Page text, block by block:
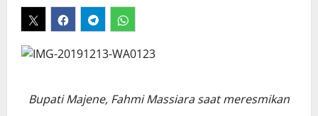
Bupati Majene, Fahmi Massiara saat meresmikan